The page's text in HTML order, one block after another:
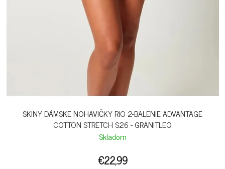
SKINY DÁMSKE NOHAVIČKY RIO 2-BALENIE ADVANTAGE
COTTON STRETCH S26 - GRANITLEO
Skladom
€22,99